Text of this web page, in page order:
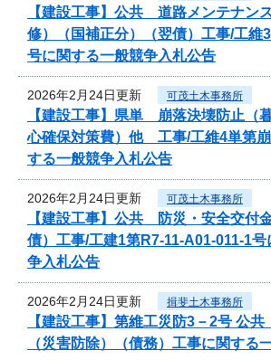
【建設工事】公共 道路メンテナン
修）（国補正分）（翌債）工事/工維
号に関する一般競争入札公告
2026年2月24日更新 可茂土木事務所
【建設工事】県単 崩落決壊防止（
心確保対策費）他 工事/工維4単第
する一般競争入札公告
2026年2月24日更新 可茂土木事務所
【建設工事】公共 防災・安全交付
債）工事/工建1第R7-11-A01-011-1
争入札公告
2026年2月24日更新 揖斐土木事務所
【建設工事】第維工災防3－2号 公
（災害防除）（債務）工事に関する